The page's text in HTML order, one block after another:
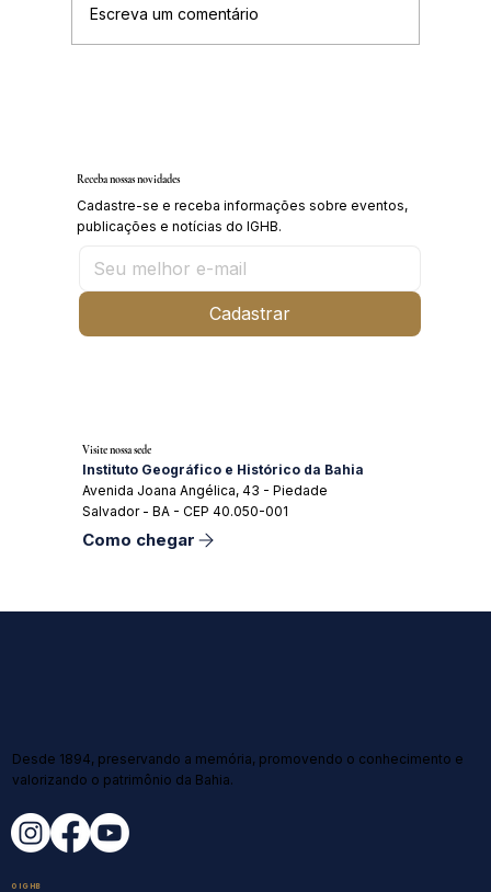
Escreva um comentário
Receba nossas novidades
Cadastre-se e receba informações sobre eventos,
publicações e notícias do IGHB.
Cadastrar
Visite nossa sede
Instituto Geográfico e Histórico da Bahia
Avenida Joana Angélica, 43 - Piedade
Salvador - BA - CEP 40.050-001
Como chegar
Desde 1894, preservando a memória, promovendo o conhecimento e
valorizando o patrimônio da Bahia.
O IGHB